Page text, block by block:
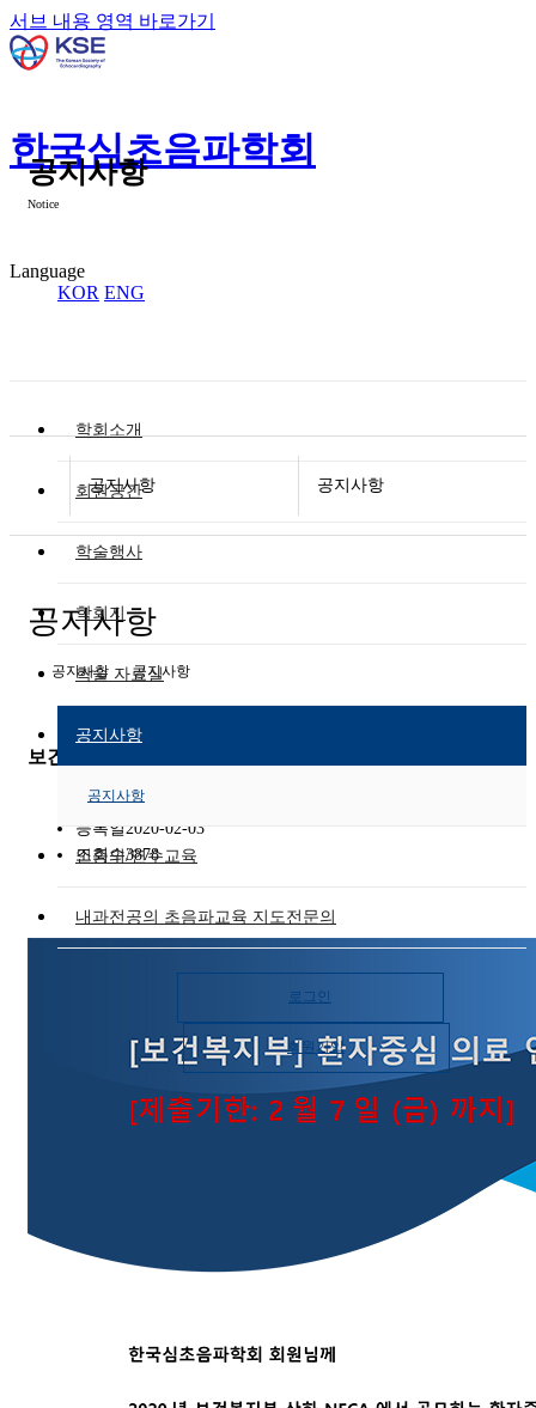
서브 내용 영역 바로가기
한국심초음파학회
Language
KOR ENG
학회소개
회원공간
학술행사
학회지
학술 자료실
공지사항
공지사항
인증의/연수교육
내과전공의 초음파교육 지도전문의
로그인
회원가입
공지사항
Notice
공지사항 공지사항
공지사항
공지사항 공지사항
보건복지부- 환자중심 의료 연구 과제 공모 [2/7 (금) 까지]
작성자한국심초음파학회
등록일2020-02-03
조회수3878